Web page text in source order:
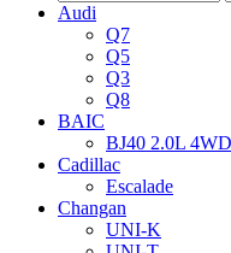
Audi
Q7
Q5
Q3
Q8
BAIC
BJ40 2.0L 4WD
Cadillac
Escalade
Changan
UNI-K